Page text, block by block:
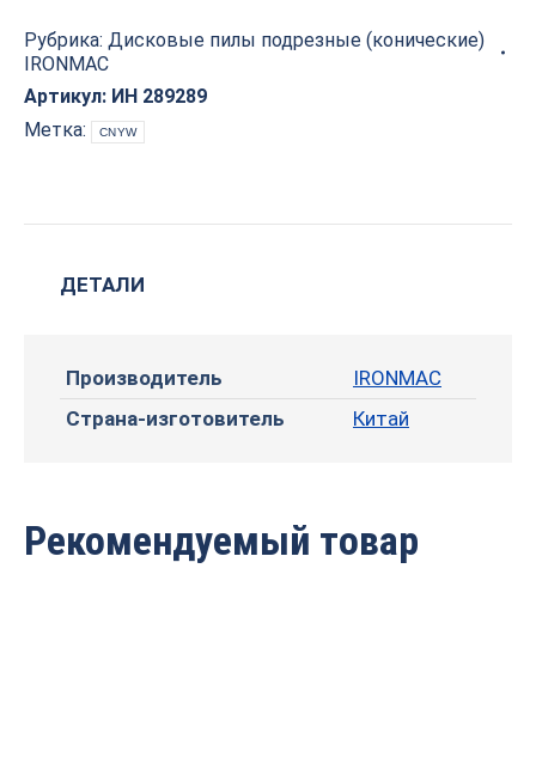
120x22x24x2,2/3,1-
4.3
ИН
289289
quantity
Рубрика: Дисковые пилы подрезные (конические)
IRONMAC
Артикул: ИН 289289
Метка:
CNYW
ДЕТАЛИ
Производитель
IRONMAC
Страна-изготовитель
Китай
Рекомендуемый товар